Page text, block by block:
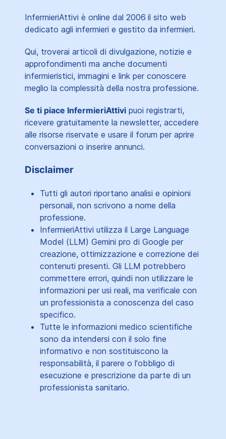
InfermieriAttivi è online dal 2006 il sito web
dedicato agli infermieri e gestito da infermieri.
Qui, troverai articoli di divulgazione, notizie e
approfondimenti ma anche documenti
infermieristici, immagini e link per conoscere
meglio la complessità della nostra professione.
Se ti piace InfermieriAttivi puoi registrarti,
ricevere gratuitamente la newsletter, accedere
alle risorse riservate e usare il forum per aprire
conversazioni o inserire annunci.
Disclaimer
Tutti gli autori riportano analisi e opinioni
personali, non scrivono a nome della
professione.
InfermieriAttivi utilizza il Large Language
Model (LLM) Gemini pro di Google per
creazione, ottimizzazione e correzione dei
contenuti presenti. Gli LLM potrebbero
commettere errori, quindi non utilizzare le
informazioni per usi reali, ma verificale con
un professionista a conoscenza del caso
specifico.
Tutte le informazioni medico scientifiche
sono da intendersi con il solo fine
informativo e non sostituiscono la
responsabilità, il parere o l'obbligo di
esecuzione e prescrizione da parte di un
professionista sanitario.